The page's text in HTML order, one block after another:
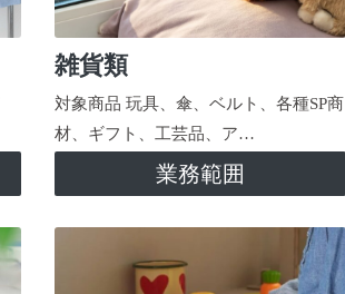
雑貨類
対象商品 玩具、傘、ベルト、各種SP商
材、ギフト、工芸品、ア…
業務範囲